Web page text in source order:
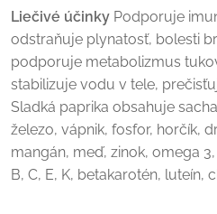
Liečivé účinky Podporuje
odstraňuje plynatosť, bolesti
podporuje metabolizmus
stabilizuje vodu v tele,
Sladká paprika obsahuje
železo, vápnik, fosfor, horčík,
mangán, meď, zinok, omega
B, C, E, K, betakarotén, luteín,